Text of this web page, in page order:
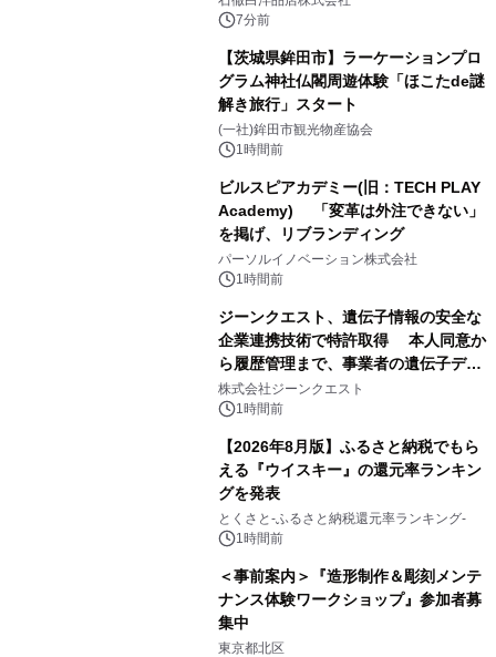
7分前
【茨城県鉾田市】ラーケーションプロ
グラム神社仏閣周遊体験「ほこたde謎
解き旅行」スタート
(一社)鉾田市観光物産協会
1時間前
ビルスピアカデミー(旧：TECH PLAY
Academy) 「変革は外注できない」
を掲げ、リブランディング
パーソルイノベーション株式会社
1時間前
ジーンクエスト、遺伝子情報の安全な
企業連携技術で特許取得 本人同意か
ら履歴管理まで、事業者の遺伝子デー
タ活用を支援
株式会社ジーンクエスト
1時間前
【2026年8月版】ふるさと納税でもら
える『ウイスキー』の還元率ランキン
グを発表
とくさと-ふるさと納税還元率ランキング-
1時間前
＜事前案内＞『造形制作＆彫刻メンテ
ナンス体験ワークショップ』参加者募
集中
東京都北区